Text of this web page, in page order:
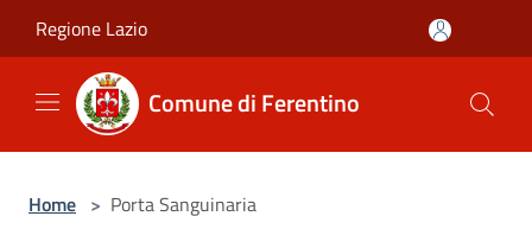
Regione Lazio
Comune di Ferentino
Home > Porta Sanguinaria